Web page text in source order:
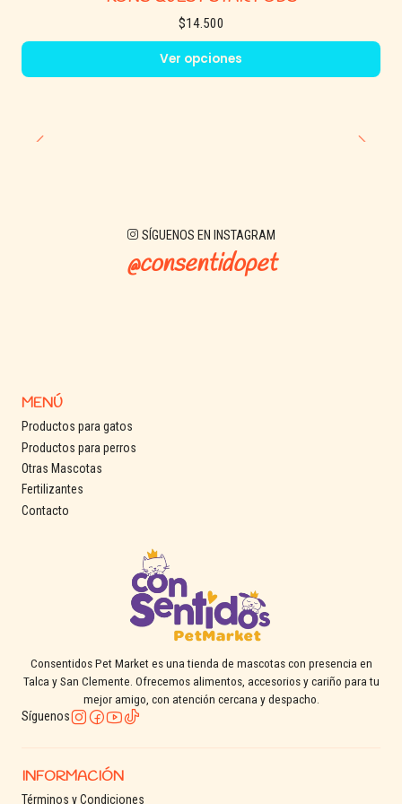
$14.500
Ver opciones
SÍGUENOS EN INSTAGRAM
@consentidopet
MENÚ
Productos para gatos
Productos para perros
Otras Mascotas
Fertilizantes
Contacto
Consentidos Pet Market es una tienda de mascotas con presencia en
Talca y San Clemente. Ofrecemos alimentos, accesorios y cariño para tu
mejor amigo, con atención cercana y despacho.
Síguenos
INFORMACIÓN
Términos y Condiciones